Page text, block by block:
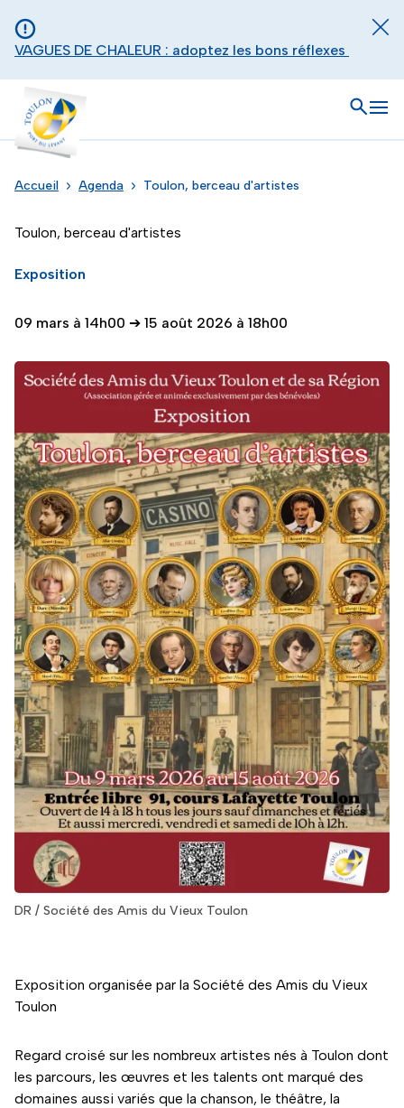
VAGUES DE CHALEUR : adoptez les bons réflexes
Toulon - Port du levant, retour à l'accueil
Ouvrir
Accueil Agenda Toulon, berceau d'artistes
Toulon, berceau d'artistes
Exposition
09 mars à 14h00 ➔ 15 août 2026 à 18h00
DR / Société des Amis du Vieux Toulon
Exposition organisée par la Société des Amis du Vieux
Toulon
Regard croisé sur les nombreux artistes nés à Toulon dont
les parcours, les œuvres et les talents ont marqué des
domaines aussi variés que la chanson, le théâtre, la